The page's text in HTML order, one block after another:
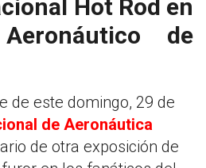
Hot Rod en
de
de este domingo, 29 de
de Aeronáutica
de otra exposición de